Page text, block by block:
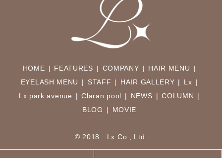
HOME FEATURES COMPANY
HAIR MENU
EYELASH MENU
STAFF HAIR GALLERY
Lx
Lx park avenue
Claran pool NEWS
COLUMN
BLOG
MOVIE
© 2018 Lx Co., Ltd.